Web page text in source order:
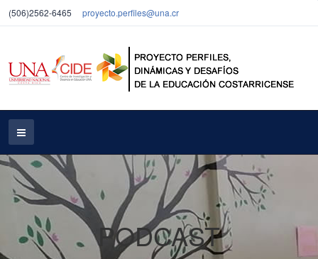
(506)2562-6465 proyecto.perfiles@una.cr
PODCAST